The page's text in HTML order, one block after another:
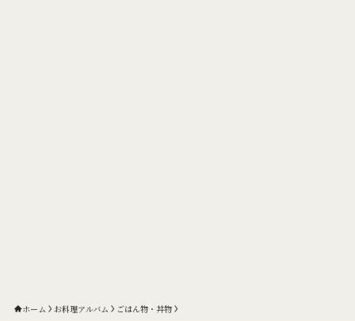
ホーム お料理アルバム ごはん物・丼物